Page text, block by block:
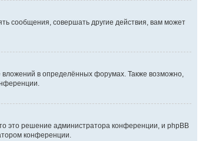
сообщения, совершать другие действия, вам может
в определённых форумах. Также возможно,
это решение администратора конференции, и phpBB
конференции.